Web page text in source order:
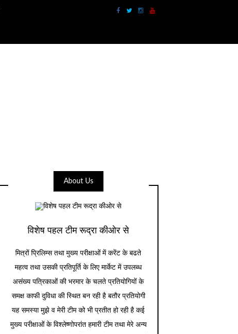
About Us
विशेष पहल टीम रूद्रा कीओर से
मित्रों प्रिलिम्स तथा मुख्य परीक्षाओं में करेंट के बढते
महत्व तथा उसकी प्रतिपूर्ति के लिए मार्केट में उपलब्ध
असंख्य पत्रिकाओं की भरमार के चलते प्रतियोगियों के
समक्ष काफी दुविधा की स्थित बन रही है बतौर प्रतियोगी
यह समस्या मुझे व मेरी टीम को भी प्रतीत हो रही है कई
मुख्य परीक्षाओं के विश्लेष्णोपरांत हमारी टीम तथा मेरे अन्य